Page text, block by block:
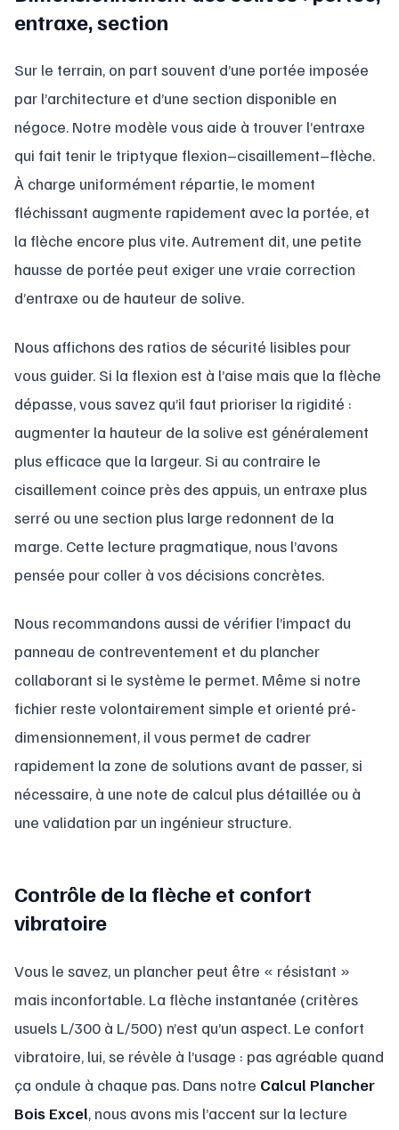
entraxe, section
Sur le terrain, on part souvent d’une portée imposée
par l’architecture et d’une section disponible en
négoce. Notre modèle vous aide à trouver l’entraxe
qui fait tenir le triptyque flexion–cisaillement–flèche.
À charge uniformément répartie, le moment
fléchissant augmente rapidement avec la portée, et
la flèche encore plus vite. Autrement dit, une petite
hausse de portée peut exiger une vraie correction
d’entraxe ou de hauteur de solive.
Nous affichons des ratios de sécurité lisibles pour
vous guider. Si la flexion est à l’aise mais que la flèche
dépasse, vous savez qu’il faut prioriser la rigidité :
augmenter la hauteur de la solive est généralement
plus efficace que la largeur. Si au contraire le
cisaillement coince près des appuis, un entraxe plus
serré ou une section plus large redonnent de la
marge. Cette lecture pragmatique, nous l’avons
pensée pour coller à vos décisions concrètes.
Nous recommandons aussi de vérifier l’impact du
panneau de contreventement et du plancher
collaborant si le système le permet. Même si notre
fichier reste volontairement simple et orienté pré-
dimensionnement, il vous permet de cadrer
rapidement la zone de solutions avant de passer, si
nécessaire, à une note de calcul plus détaillée ou à
une validation par un ingénieur structure.
Contrôle de la flèche et confort
vibratoire
Vous le savez, un plancher peut être « résistant »
mais inconfortable. La flèche instantanée (critères
usuels L/300 à L/500) n’est qu’un aspect. Le confort
vibratoire, lui, se révèle à l’usage : pas agréable quand
ça ondule à chaque pas. Dans notre Calcul Plancher
Bois Excel, nous avons mis l’accent sur la lecture